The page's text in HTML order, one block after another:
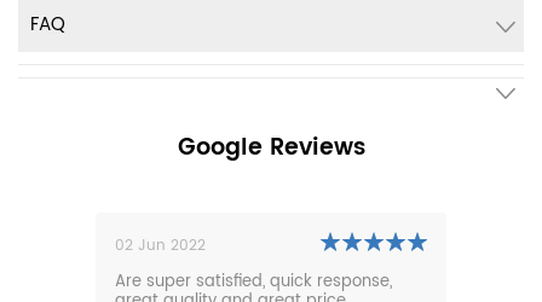
FAQ
Google Reviews
02 Jun 2022
Are super satisfied, quick response,